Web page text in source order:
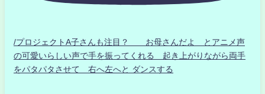
/プロジェクトA子さんも注目？ お母さんだよ とアニメ声
の可愛いらしい声で手を振ってくれる 起き上がりながら両手
をパタパタさせて 右へ左へと ダンスする